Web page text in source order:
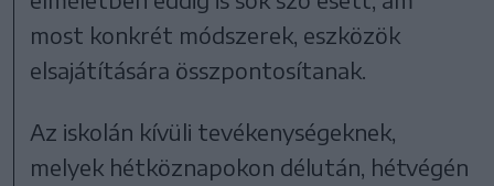
most konkrét módszerek, eszközök
elsajátítására összpontosítanak.
Az iskolán kívüli tevékenységeknek,
melyek hétköznapokon délután, hétvégén